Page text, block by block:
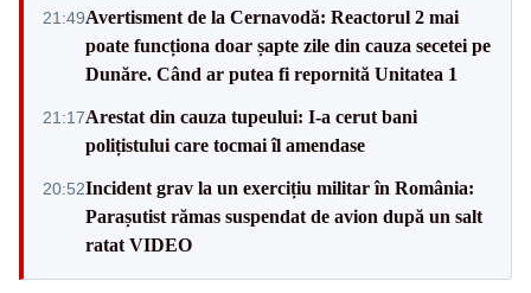
21:49Avertisment de la Cernavodă: Reactorul 2 mai
poate funcționa doar șapte zile din cauza secetei pe
Dunăre. Când ar putea fi repornită Unitatea 1
21:17Arestat din cauza tupeului: I-a cerut bani
polițistului care tocmai îl amendase
20:52Incident grav la un exercițiu militar în România:
Parașutist rămas suspendat de avion după un salt
ratat VIDEO